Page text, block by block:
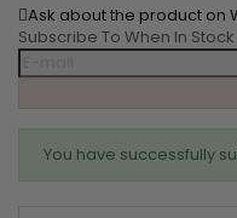
Ask about the product on
Subscribe To When In Stock
You have successfully